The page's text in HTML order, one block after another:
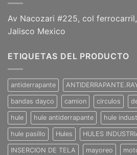
Av Nacozari #225, col
Jalisco Mexico
ETIQUETAS DEL PRODUCTO
antiderrapante
bandas dayco camion circulos
hule hule antiderrapante hule
hule pasillo Hules HULES
INSERCION DE TELA mayoreo